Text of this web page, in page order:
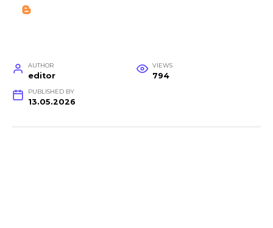
AUTHOR
editor
VIEWS
794
PUBLISHED BY
13.05.2026